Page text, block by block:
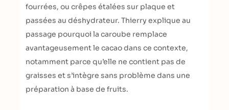
fourrées, ou crêpes étalées sur plaque et
passées au déshydrateur. Thierry explique au
passage pourquoi la caroube remplace
avantageusement le cacao dans ce contexte,
notamment parce qu’elle ne contient pas de
graisses et s’intègre sans problème dans une
préparation à base de fruits.